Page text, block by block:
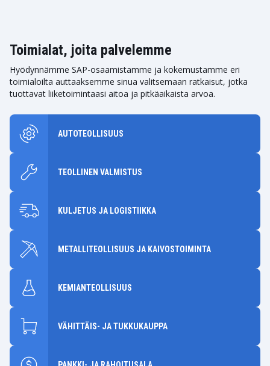
Toimialat, joita palvelemme
Hyödynnämme SAP-osaamistamme ja kokemustamme eri
toimialoilta auttaaksemme sinua valitsemaan ratkaisut, jotka
tuottavat liiketoimintaasi aitoa ja pitkäaikaista arvoa.
AUTOTEOLLISUUS
TEOLLINEN VALMISTUS
KULJETUS JA LOGISTIIKKA
METALLITEOLLISUUS JA KAIVOSTOIMINTA
KEMIANTEOLLISUUS
VÄHITTÄIS- JA TUKKUKAUPPA